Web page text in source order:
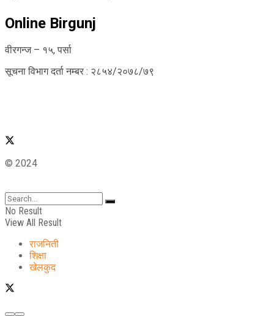
Online Birgunj
वीरगन्ज – १५, पर्सा
सूचना विभाग दर्ता नम्बर : २८५४/२०७८/७९
© 2024
No Result
View All Result
राजनिती
शिक्षा
खेलकुद